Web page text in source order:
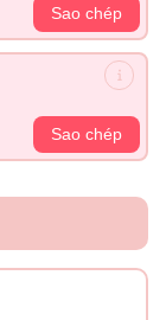
Sao chép
Sao chép